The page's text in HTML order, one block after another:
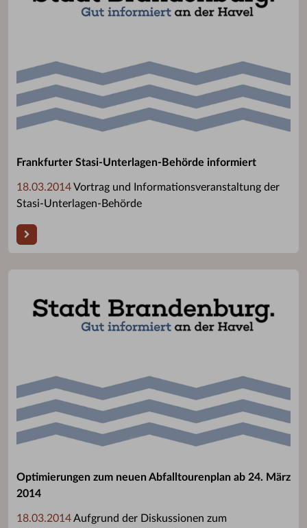
Frankfurter Stasi-Unterlagen-Behörde informiert
18.03.2014Vortrag und Informationsveranstaltung der
Stasi-Unterlagen-Behörde
Optimierungen zum neuen Abfalltourenplan ab 24. März
2014
18.03.2014Aufgrund der Diskussionen zum